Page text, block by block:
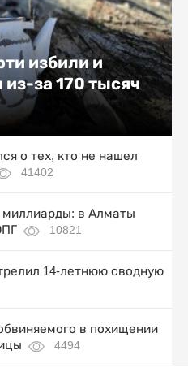
избили и
за 170 тысяч
о тех, кто не нашел
41402
миллиарды: в Алматы
10821
14-летнюю сводную
в похищении
4494